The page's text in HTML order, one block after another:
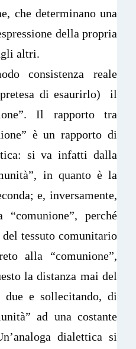
che determinano una
della propria
altri.
consistenza reale
di esaurirlo) il
Il rapporto tra
è un rapporto di
si va infatti dalla
in quanto è la
e, inversamente,
perché
tessuto comunitario
alla “comunione”,
la distanza mai del
e sollecitando, di
ad una costante
dialettica si